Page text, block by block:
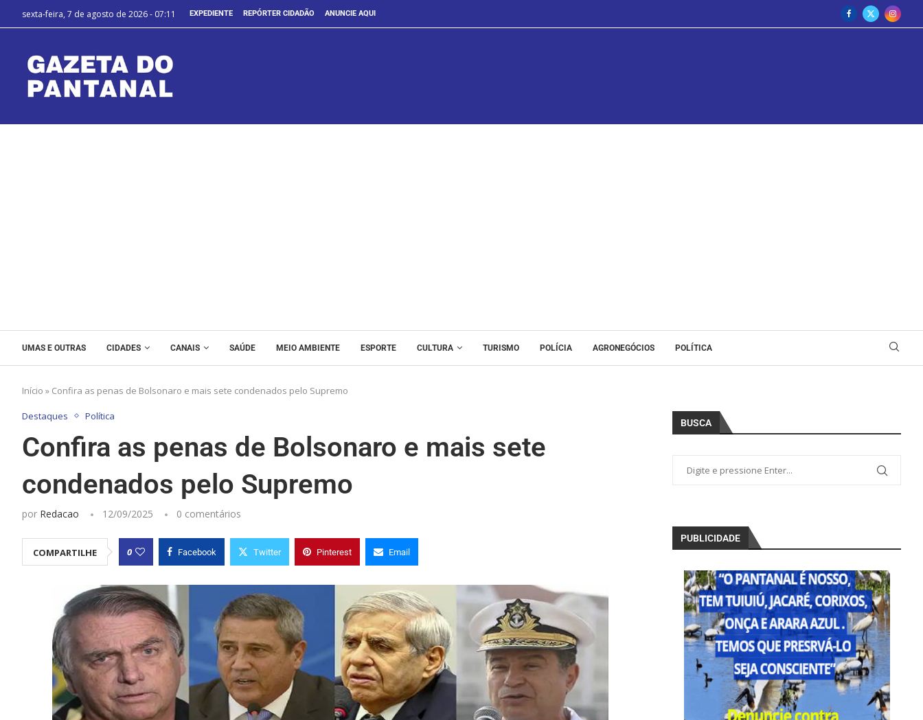
sexta-feira, 7 de agosto de 2026 - 07:11 EXPEDIENTE REPÓRTER CIDADÃO ANUNCIE AQUI
UMAS E OUTRAS CIDADES CANAIS SAÚDE MEIO AMBIENTE ESPORTE CULTURA TURISMO POLÍCIA AGRONEGÓCIOS POLÍTICA
Início » Confira as penas de Bolsonaro e mais sete condenados pelo Supremo
Destaques Política
Confira as penas de Bolsonaro e mais sete
condenados pelo Supremo
por Redacao 12/09/2025 0 comentários
COMPARTILHE 0 Facebook Twitter Pinterest Email
BUSCA
PUBLICIDADE